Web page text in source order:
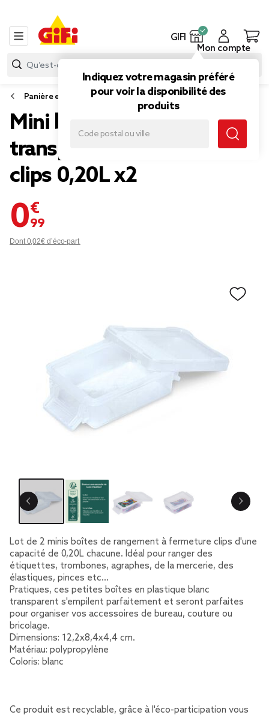
GIFI
Indiquez votre magasin préféré
pour voir la disponibilité des
produits
Mon compte
Panière et boîte de rangement
Mini boîte en plastique
transparent fermeture
clips 0,20L x2
0,99 €
Dont 0,02€ d’éco-part
Lot de 2 minis boîtes de rangement à fermeture clips d'une
capacité de 0,20L chacune. Idéal pour ranger des
étiquettes, trombones, agraphes, de la mercerie, des
élastiques, pinces etc...
Pratiques, ces petites boîtes en plastique blanc
transparent s'empilent parfaitement et seront parfaites
pour organiser vos accessoires de bureau, couture ou
bricolage.
Dimensions: 12,2x8,4x4,4 cm.
Matériau: polypropylène
Coloris: blanc
Ce produit est recyclable, grâce à l'éco-participation vous